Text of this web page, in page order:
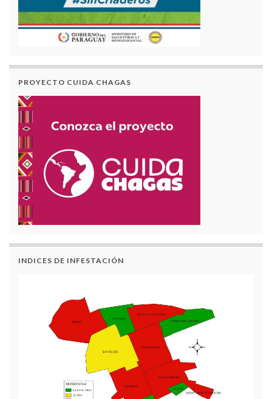
PROYECTO CUIDA CHAGAS
INDICES DE INFESTACIÓN